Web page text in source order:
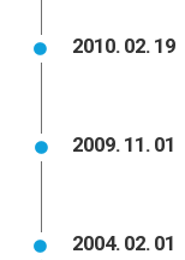
2010. 02. 19
2009. 11. 01
2004. 02. 01